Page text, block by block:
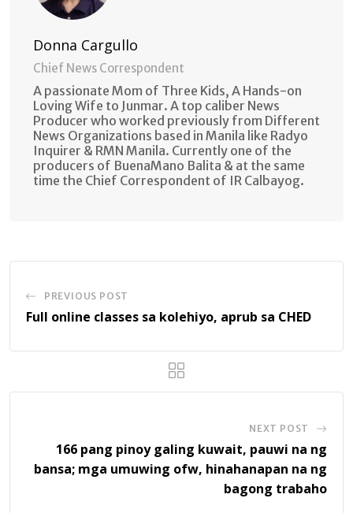
Donna Cargullo
Chief News Correspondent
A passionate Mom of Three Kids, A Hands-on
Loving Wife to Junmar. A top caliber News
Producer who worked previously from Different
News Organizations based in Manila like Radyo
Inquirer & RMN Manila. Currently one of the
producers of BuenaMano Balita & at the same
time the Chief Correspondent of IR Calbayog.
PREVIOUS POST
Full online classes sa kolehiyo, aprub sa CHED
NEXT POST
166 pang pinoy galing kuwait, pauwi na ng
bansa; mga umuwing ofw, hinahanapan na ng
bagong trabaho